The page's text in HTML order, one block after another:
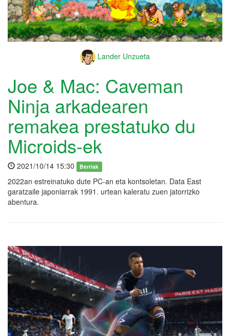
Lander Unzueta
Joe & Mac: Caveman
Ninja arkadearen
remakea prestatuko du
Microids-ek
2021/10/14 15:30 Berriak
2022an estreinatuko dute PC-an eta kontsoletan. Data East
garatzaile japoniarrak 1991. urtean kaleratu zuen jatorrizko
abentura.